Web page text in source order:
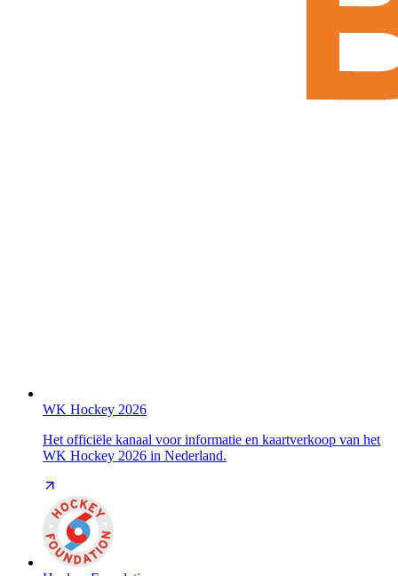
WK Hockey 2026
Het officiële kanaal voor informatie en kaartverkoop van het
WK Hockey 2026 in Nederland.